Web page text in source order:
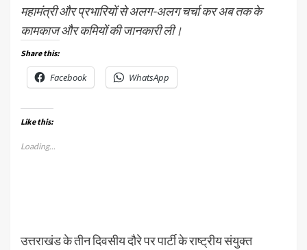
महामंत्री और प्रभारियों से अलग-अलग चर्चा कर अब तक के
कामकाज और कमियों की जानकारी ली।
Share this:
Facebook WhatsApp
Like this:
Loading...
उत्तराखंड के तीन दिवसीय दौरे पर पार्टी के राष्ट्रीय संयुक्त